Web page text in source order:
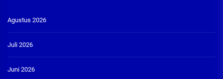
Agustus 2026
Juli 2026
Juni 2026